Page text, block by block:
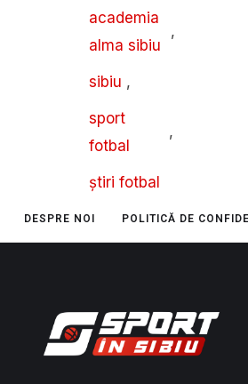
academia
alma sibiu
,
sibiu ,
sport
fotbal
,
știri fotbal
DESPRE NOI POLITICĂ DE